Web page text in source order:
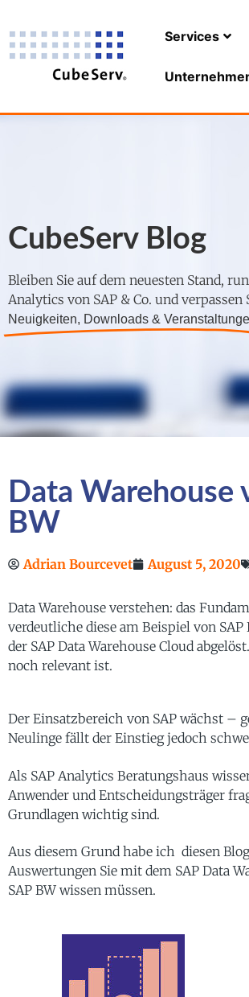
Services
CubeServ Blog
Bleiben Sie auf dem neuesten Stand,
Analytics von SAP & Co. und verpassen
Neuigkeiten, Downloads &
Data Warehouse
BW
Adrian Bourcevet August 5, 2020
Data Warehouse verstehen: das
verdeutliche diese am Beispiel von SAP
der SAP Data Warehouse Cloud
noch relevant ist.
Der Einsatzbereich von SAP wächst –
Neulinge fällt der Einstieg jedoch
Als SAP Analytics Beratungshaus
Anwender und Entscheidungsträger
Grundlagen wichtig sind.
Aus diesem Grund habe ich diesen
Auswertungen Sie mit dem SAP Data
SAP BW wissen müssen.